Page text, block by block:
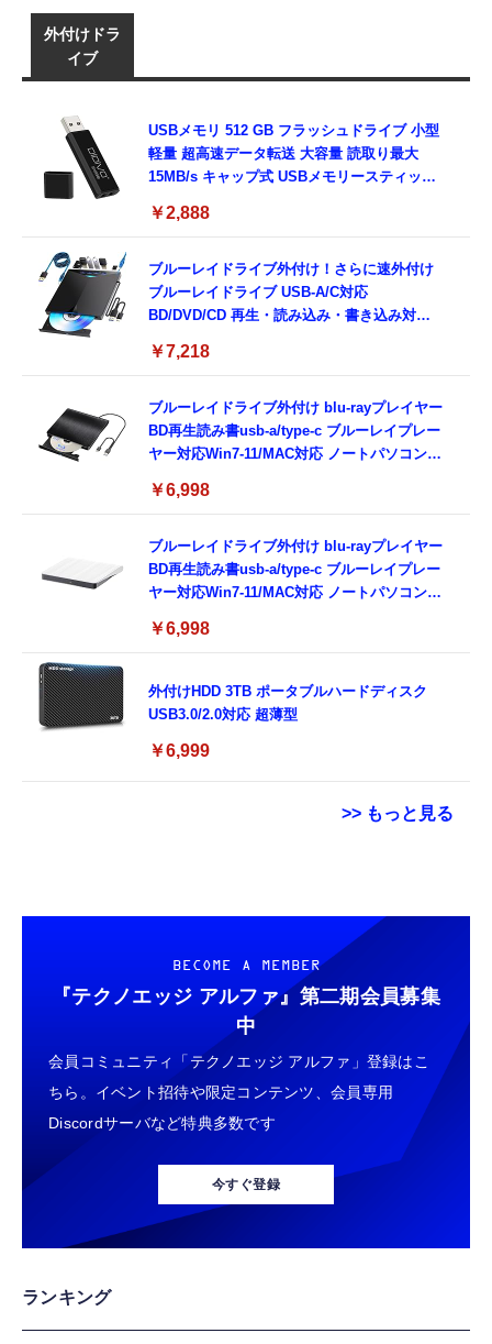
外付けドラ
イブ
USBメモリ 512 GB フラッシュドライブ 小型
軽量 超高速データ転送 大容量 読取り最大
15MB/s キャップ式 USBメモリースティック
￥2,888
ブルーレイドライブ外付け！さらに速外付け
ブルーレイドライブ USB-A/C対応
BD/DVD/CD 再生・読み込み・書き込み対応
11/Mac OSパソコン対応電源ケーブル付属
￥7,218
ブルーレイドライブ外付け blu-rayプレイヤー
BD再生読み書usb-a/type-c ブルーレイプレー
ヤー対応Win7-11/MAC対応 ノートパソコン対
￥6,998
ブルーレイドライブ外付け blu-rayプレイヤー
BD再生読み書usb-a/type-c ブルーレイプレー
ヤー対応Win7-11/MAC対応 ノートパソコン対
￥6,998
外付けHDD 3TB ポータブルハードディスク
USB3.0/2.0対応 超薄型
￥6,999
>> もっと見る
BECOME A MEMBER
『テクノエッジ アルファ』 第二期会員募集
中
会員コミュニティ「テクノエッジ アルファ」登録はこ
ちら。イベント招待や限定コンテンツ、会員専用
Discordサーバなど特典多数です
今すぐ登録
ランキング